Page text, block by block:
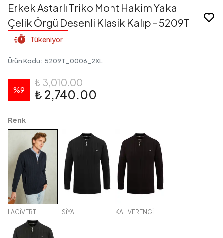
Erkek Astarlı Triko Mont Hakim Yaka
Çelik Örgü Desenli Klasik Kalıp - 5209T
Tükeniyor
Ürün Kodu: 5209T_0006_2XL
%9
₺ 3,010.00
₺ 2,740.00
Renk
LACİVERT SİYAH KAHVERENGİ